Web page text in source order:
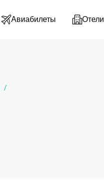
Авиабилеты Отели
/